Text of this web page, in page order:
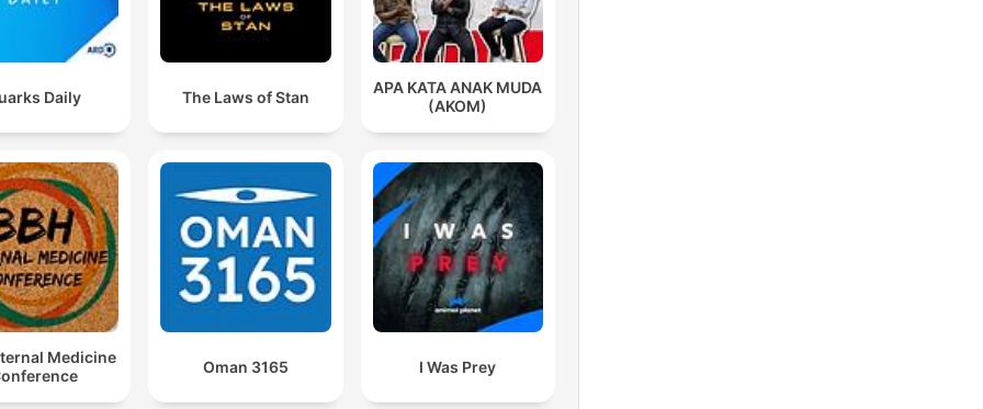
zanikania elementów anatomicznych niż do powstawania
nowych.
Ponieważ człowiek jest częścią świata zwierząt i
00:21:37 · Odpowiedź na pytanie o możliwość dalszej ewolucji
gatunku ludzkiego.
Rzeczywiście, gdybyśmy chcieli dodać skorupę żółwia
do myszy, to by było dosyć skomplikowane, bo to jest
cała rearanżacja całej architektury ciała.
00:36:49 · Wyjaśnienie trudności w łączeniu cech
anatomicznych pochodzących z zupełnie różnych gatunków.
Daily The Laws of Stan
APA KATA ANAK MUDA
(AKOM)
Medicine
Oman 3165 I Was Prey